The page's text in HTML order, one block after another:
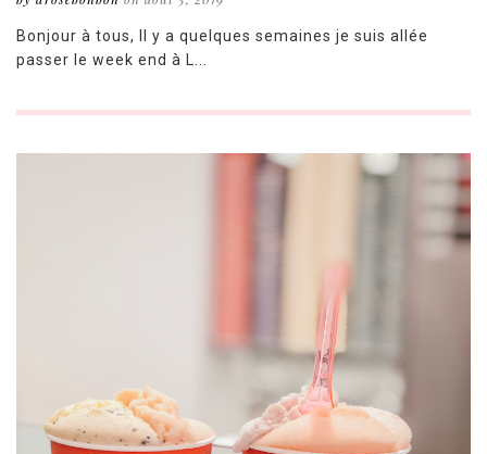
Bonjour à tous, Il y a quelques semaines je suis allée
passer le week end à L...